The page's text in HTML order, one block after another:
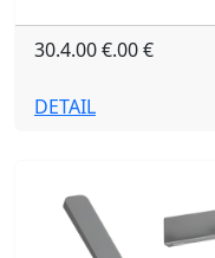
30.4.00 €.00 €
DETAIL